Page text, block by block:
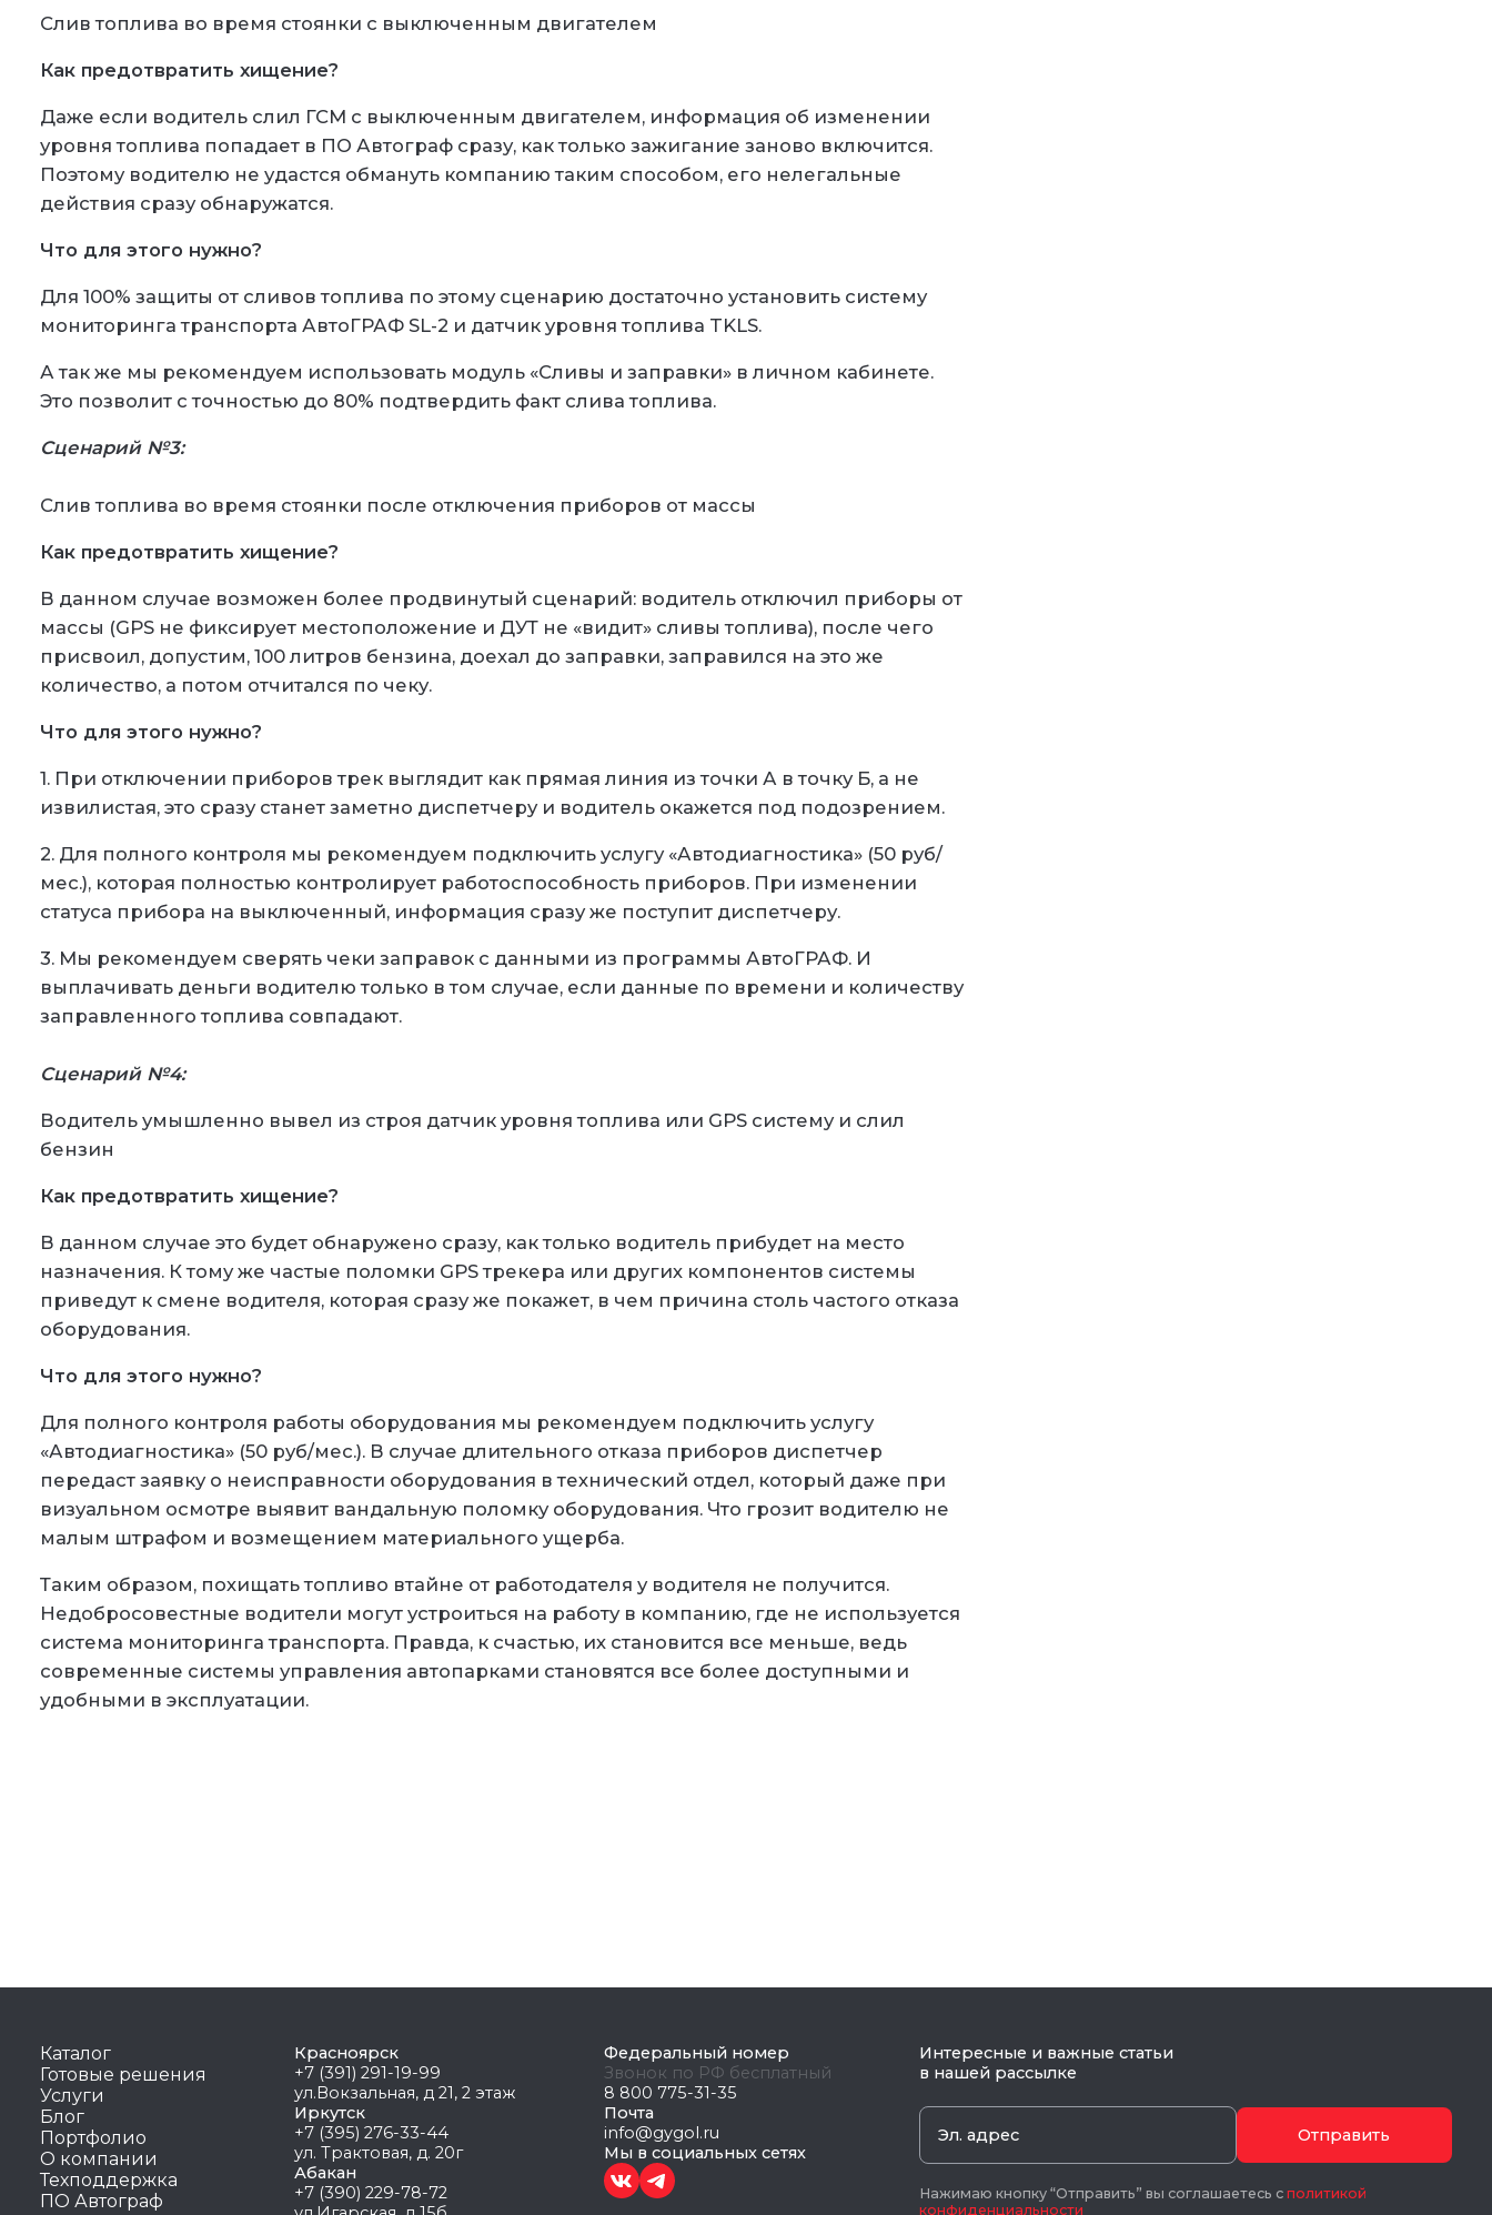
Слив топлива во время стоянки с выключенным двигателем
Как предотвратить хищение?
Даже если водитель слил ГСМ с выключенным двигателем, информация об изменении
уровня топлива попадает в ПО Автограф сразу, как только зажигание заново включится.
Поэтому водителю не удастся обмануть компанию таким способом, его нелегальные
действия сразу обнаружатся.
Что для этого нужно?
Для 100% защиты от сливов топлива по этому сценарию достаточно установить систему
мониторинга транспорта АвтоГРАФ SL-2 и датчик уровня топлива TKLS.
А так же мы рекомендуем использовать модуль «Сливы и заправки» в личном кабинете.
Это позволит с точностью до 80% подтвердить факт слива топлива.
Сценарий №3:
Слив топлива во время стоянки после отключения приборов от массы
Как предотвратить хищение?
В данном случае возможен более продвинутый сценарий: водитель отключил приборы от
массы (GPS не фиксирует местоположение и ДУТ не «видит» сливы топлива), после чего
присвоил, допустим, 100 литров бензина, доехал до заправки, заправился на это же
количество, а потом отчитался по чеку.
Что для этого нужно?
1. При отключении приборов трек выглядит как прямая линия из точки А в точку Б, а не
извилистая, это сразу станет заметно диспетчеру и водитель окажется под подозрением.
2. Для полного контроля мы рекомендуем подключить услугу «Автодиагностика» (50 руб/
мес.), которая полностью контролирует работоспособность приборов. При изменении
статуса прибора на выключенный, информация сразу же поступит диспетчеру.
3. Мы рекомендуем сверять чеки заправок с данными из программы АвтоГРАФ. И
выплачивать деньги водителю только в том случае, если данные по времени и количеству
заправленного топлива совпадают.
Сценарий №4:
Водитель умышленно вывел из строя датчик уровня топлива или GPS систему и слил
бензин
Как предотвратить хищение?
В данном случае это будет обнаружено сразу, как только водитель прибудет на место
назначения. К тому же частые поломки GPS трекера или других компонентов системы
приведут к смене водителя, которая сразу же покажет, в чем причина столь частого отказа
оборудования.
Что для этого нужно?
Для полного контроля работы оборудования мы рекомендуем подключить услугу
«Автодиагностика» (50 руб/мес.). В случае длительного отказа приборов диспетчер
передаст заявку о неисправности оборудования в технический отдел, который даже при
визуальном осмотре выявит вандальную поломку оборудования. Что грозит водителю не
малым штрафом и возмещением материального ущерба.
Таким образом, похищать топливо втайне от работодателя у водителя не получится.
Недобросовестные водители могут устроиться на работу в компанию, где не используется
система мониторинга транспорта. Правда, к счастью, их становится все меньше, ведь
современные системы управления автопарками становятся все более доступными и
удобными в эксплуатации.
Каталог
Готовые решения
Услуги
Блог
Портфолио
О компании
Техподдержка
ПО Автограф
Красноярск
+7 (391) 291-19-99
ул.Вокзальная, д 21, 2 этаж
Иркутск
+7 (395) 276-33-44
ул. Трактовая, д. 20г
Абакан
+7 (390) 229-78-72
Федеральный номер
Звонок по РФ бесплатный
8 800 775-31-35
Почта
info@gygol.ru
Мы в социальных сетях
Интересные и важные статьи
в нашей рассылке
Отправить
Нажимаю кнопку “Отправить” вы соглашаетесь с политикой
конфиденциальности